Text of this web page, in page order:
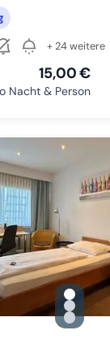
+ 24 weitere
15,00 €
Nacht & Person
Zu
Zu
Zu